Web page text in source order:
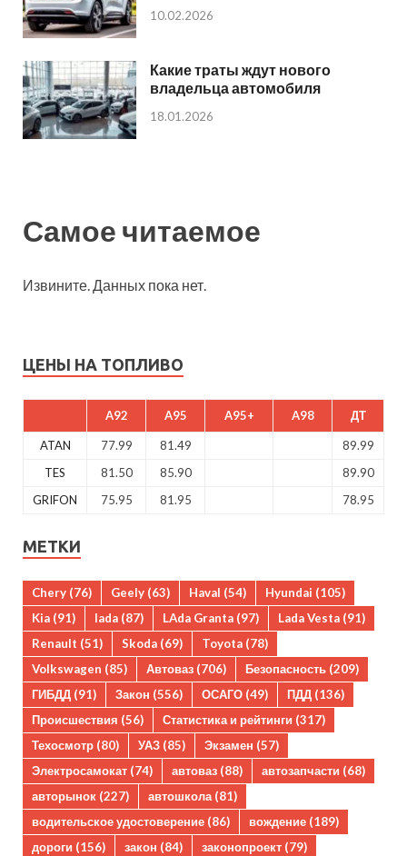
10.02.2026
Какие траты ждут нового
владельца автомобиля
18.01.2026
Самое читаемое
Извините. Данных пока нет.
ЦЕНЫ НА ТОПЛИВО
A92 A95 A95+ A98 ДТ
ATAN 77.99 81.49
89.99
TES
81.50 85.90
89.90
GRIFON
75.95 81.95 78.95
МЕТКИ
Chery (76) Geely (63) Haval (54) Hyundai (105)
Kia (91) lada (87) LAda Granta (97) Lada Vesta (91)
Renault (51) Skoda (69) Toyota (78)
Volkswagen (85) Автоваз (706) Безопасность (209)
ГИБДД (91) Закон (556) ОСАГО (49) ПДД (136)
Происшествия (56) Статистика и рейтинги (317)
Техосмотр (80) УАЗ (85) Экзамен (57)
Электросамокат (74) автоваз (88) автозапчасти (68)
авторынок (227) автошкола(81)
водительское удостоверение (86) вождение (189)
дороги (156) закон (84) законопроект (79)